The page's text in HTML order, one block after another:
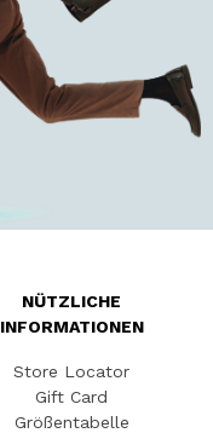
NÜTZLICHE
INFORMATIONEN
Store Locator
Gift Card
Größentabelle